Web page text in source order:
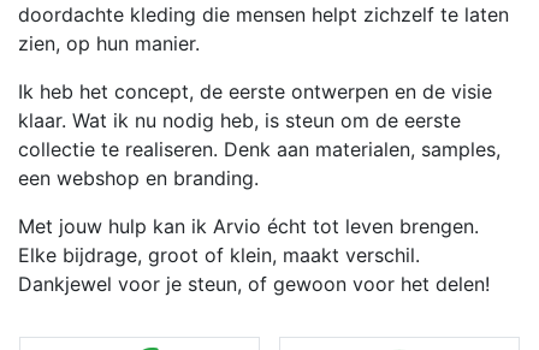
doordachte kleding die mensen helpt zichzelf te laten
zien, op hun manier.
Ik heb het concept, de eerste ontwerpen en de visie
klaar. Wat ik nu nodig heb, is steun om de eerste
collectie te realiseren. Denk aan materialen, samples,
een webshop en branding.
Met jouw hulp kan ik Arvio écht tot leven brengen.
Elke bijdrage, groot of klein, maakt verschil.
Dankjewel voor je steun, of gewoon voor het delen!